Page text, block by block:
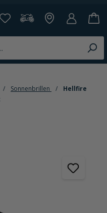
Sonnenbrillen
Hellfire